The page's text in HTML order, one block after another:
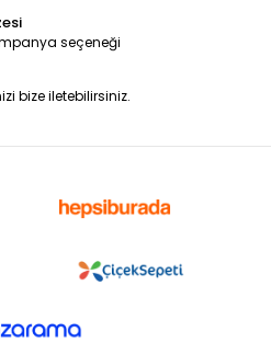
seçeneği
bize iletebilirsiniz.